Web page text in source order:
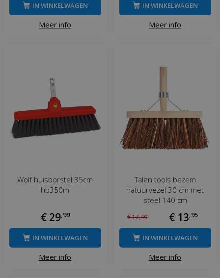
Meer info
IN WINKELWAGEN
Meer info
IN WINKELWAGEN
Wolf huisborstel 35cm
hb350m
€ 29, 99
Meer info
IN WINKELWAGEN
Talen tools bezem
natuurvezel 30 cm met
steel 140 cm
€17,49 € 13 95
Meer info
IN WINKELWAGEN